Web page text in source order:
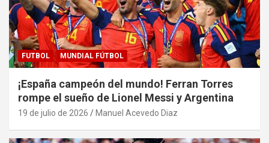
FUTBOL MUNDIAL FÚTBOL
¡España campeón del mundo! Ferran Torres
rompe el sueño de Lionel Messi y Argentina
19 de julio de 2026 Manuel Acevedo Diaz